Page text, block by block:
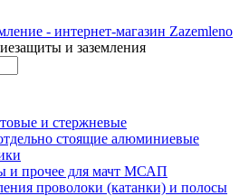
и заземления
и стержневые
стоящие алюминиевые
и прочее для мачт МСАП
проволоки (катанки) и полосы